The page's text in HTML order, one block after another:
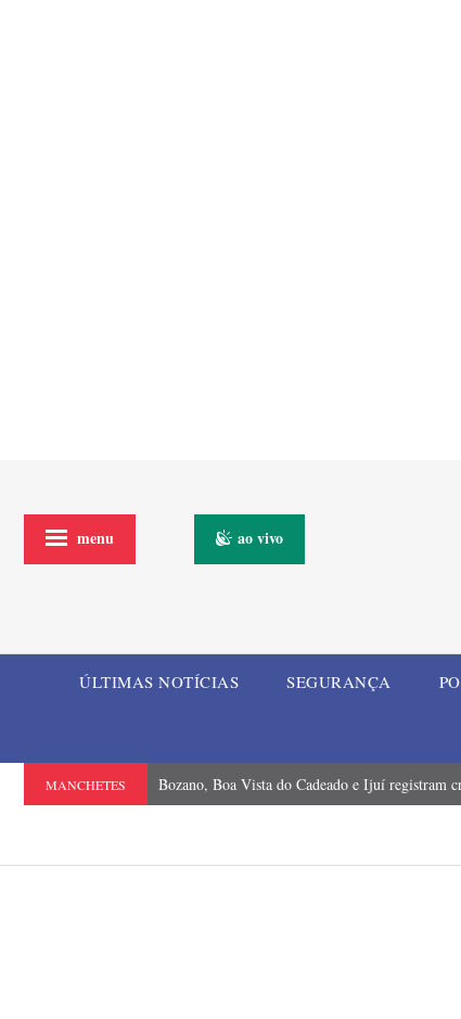
menu ao vivo
ÚLTIMAS NOTÍCIAS SEGURANÇA
MANCHETES Bozano, Boa Vista do Cadeado e Ijuí registram